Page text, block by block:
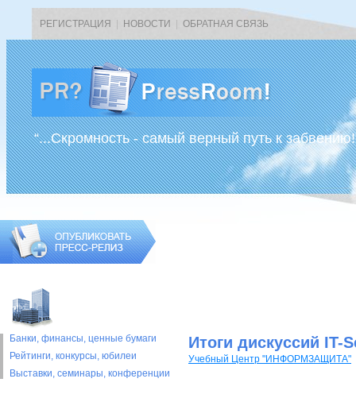
РЕГИСТРАЦИЯ НОВОСТИ ОБРАТНАЯ СВЯЗЬ
“...Скромность - самый верный путь к
Банки, финансы, ценные бумаги
Рейтинги, конкурсы, юбилеи
Выставки, cеминары, конференции
Итоги дискуссий IT-
Учебный Центр "ИНФОРМЗАЩИТА"